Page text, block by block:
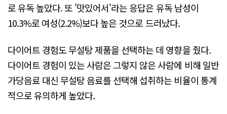
로 유독 높았다. 또 '맛있어서'라는 응답은 유독 남성이
10.3%로 여성(2.2%)보다 높은 것으로 드러났다.
다이어트 경험도 무설탕 제품을 선택하는 데 영향을 줬다.
다이어트 경험이 있는 사람은 그렇지 않은 사람에 비해 일반
가당음료 대신 무설탕 음료를 선택해 섭취하는 비율이 통계
적으로 유의하게 높았다.